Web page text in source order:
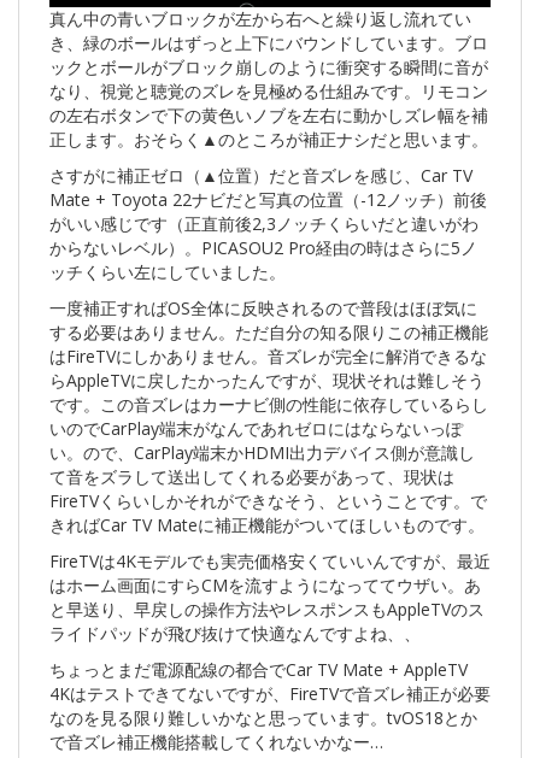
真ん中の青いブロックが左から右へと繰り返し流れてい
き、緑のボールはずっと上下にバウンドしています。ブロ
ックとボールがブロック崩しのように衝突する瞬間に音が
なり、視覚と聴覚のズレを見極める仕組みです。リモコン
の左右ボタンで下の黄色いノブを左右に動かしズレ幅を補
正します。おそらく▲のところが補正ナシだと思います。
さすがに補正ゼロ（▲位置）だと音ズレを感じ、Car TV
Mate + Toyota 22ナビだと写真の位置（-12ノッチ）前後
がいい感じです（正直前後2,3ノッチくらいだと違いがわ
からないレベル）。PICASOU2 Pro経由の時はさらに5ノ
ッチくらい左にしていました。
一度補正すればOS全体に反映されるので普段はほぼ気に
する必要はありません。ただ自分の知る限りこの補正機能
はFireTVにしかありません。音ズレが完全に解消できるな
らAppleTVに戻したかったんですが、現状それは難しそう
です。この音ズレはカーナビ側の性能に依存しているらし
いのでCarPlay端末がなんであれゼロにはならないっぽ
い。ので、CarPlay端末かHDMI出力デバイス側が意識し
て音をズラして送出してくれる必要があって、現状は
FireTVくらいしかそれができなそう、ということです。で
きればCar TV Mateに補正機能がついてほしいものです。
FireTVは4Kモデルでも実売価格安くていいんですが、最近
はホーム画面にすらCMを流すようになっててウザい。あ
と早送り、早戻しの操作方法やレスポンスもAppleTVのス
ライドパッドが飛び抜けて快適なんですよね、、
ちょっとまだ電源配線の都合でCar TV Mate + AppleTV
4Kはテストできてないですが、FireTVで音ズレ補正が必要
なのを見る限り難しいかなと思っています。tvOS18とか
で音ズレ補正機能搭載してくれないかなー…